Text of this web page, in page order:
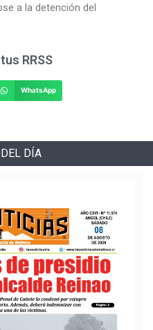
a la detención del
RRSS
WhatsApp
DÍA